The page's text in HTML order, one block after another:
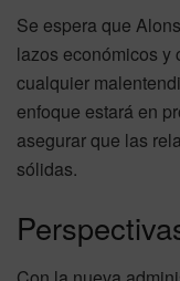
Se espera que
lazos económicos y
cualquier
enfoque estará en
asegurar que las
sólidas.